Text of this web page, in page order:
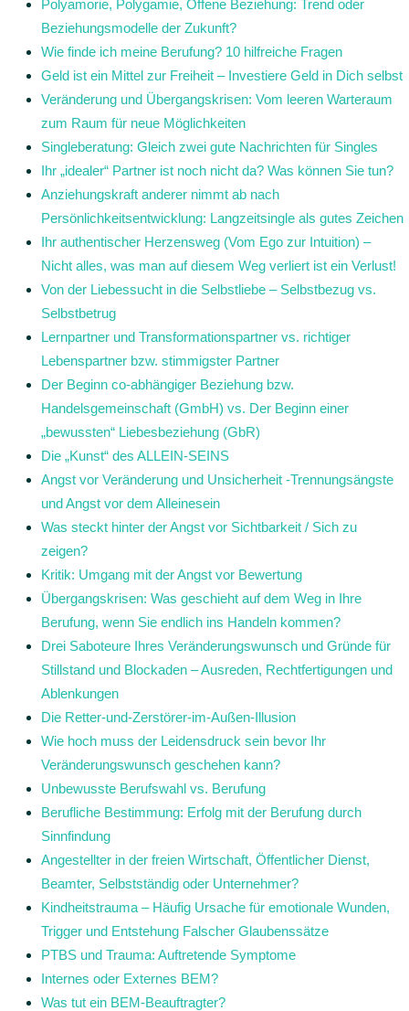
Polyamorie, Polygamie, Offene Beziehung: Trend oder
Beziehungsmodelle der Zukunft?
Wie finde ich meine Berufung? 10 hilfreiche Fragen
Geld ist ein Mittel zur Freiheit – Investiere Geld in Dich selbst
Veränderung und Übergangskrisen: Vom leeren Warteraum
zum Raum für neue Möglichkeiten
Singleberatung: Gleich zwei gute Nachrichten für Singles
Ihr „idealer“ Partner ist noch nicht da? Was können Sie tun?
Anziehungskraft anderer nimmt ab nach
Persönlichkeitsentwicklung: Langzeitsingle als gutes Zeichen
Ihr authentischer Herzensweg (Vom Ego zur Intuition) –
Nicht alles, was man auf diesem Weg verliert ist ein Verlust!
Von der Liebessucht in die Selbstliebe – Selbstbezug vs.
Selbstbetrug
Lernpartner und Transformationspartner vs. richtiger
Lebenspartner bzw. stimmigster Partner
Der Beginn co-abhängiger Beziehung bzw.
Handelsgemeinschaft (GmbH) vs. Der Beginn einer
„bewussten“ Liebesbeziehung (GbR)
Die „Kunst“ des ALLEIN-SEINS
Angst vor Veränderung und Unsicherheit -Trennungsängste
und Angst vor dem Alleinesein
Was steckt hinter der Angst vor Sichtbarkeit / Sich zu
zeigen?
Kritik: Umgang mit der Angst vor Bewertung
Übergangskrisen: Was geschieht auf dem Weg in Ihre
Berufung, wenn Sie endlich ins Handeln kommen?
Drei Saboteure Ihres Veränderungswunsch und Gründe für
Stillstand und Blockaden – Ausreden, Rechtfertigungen und
Ablenkungen
Die Retter-und-Zerstörer-im-Außen-Illusion
Wie hoch muss der Leidensdruck sein bevor Ihr
Veränderungswunsch geschehen kann?
Unbewusste Berufswahl vs. Berufung
Berufliche Bestimmung: Erfolg mit der Berufung durch
Sinnfindung
Angestellter in der freien Wirtschaft, Öffentlicher Dienst,
Beamter, Selbstständig oder Unternehmer?
Kindheitstrauma – Häufig Ursache für emotionale Wunden,
Trigger und Entstehung Falscher Glaubenssätze
PTBS und Trauma: Auftretende Symptome
Internes oder Externes BEM?
Was tut ein BEM-Beauftragter?